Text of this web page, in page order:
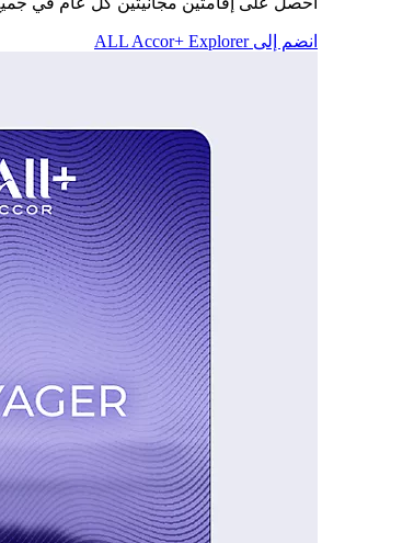
انضم إلى ALL Accor+ Explorer